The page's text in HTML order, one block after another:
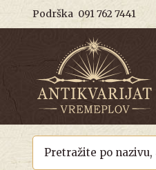
Podrška 091 762 7441